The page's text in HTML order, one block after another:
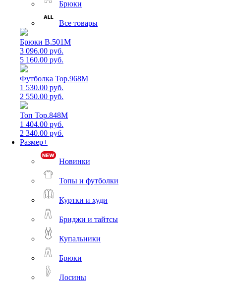
Брюки
Все товары
Брюки B.501M
3 096.00 руб.
5 160.00 руб.
Футболка Top.968M
1 530.00 руб.
2 550.00 руб.
Топ Top.848M
1 404.00 руб.
2 340.00 руб.
Размер+
Новинки
Топы и футболки
Куртки и худи
Бриджи и тайтсы
Купальники
Брюки
Лосины